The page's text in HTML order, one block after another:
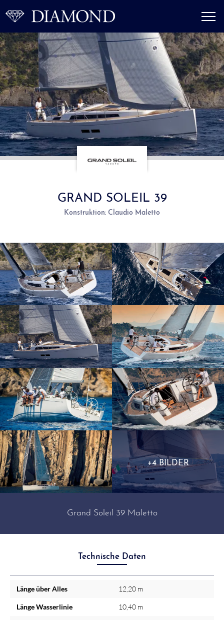
GRAND SOLEIL 39
Konstruktion: Claudio Maletto
+4 BILDER
Grand Soleil 39 Maletto
Technische Daten
Länge über Alles 12,20 m
Länge Wasserlinie 10,40 m